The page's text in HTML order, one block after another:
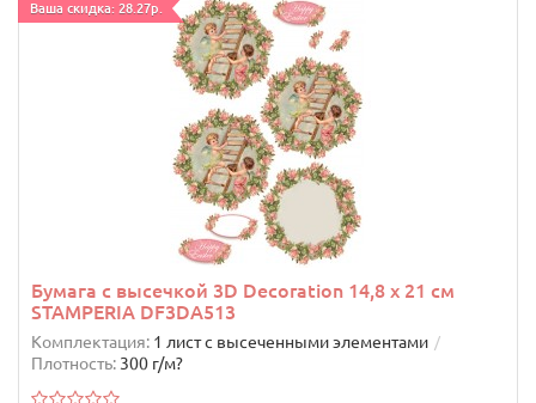
Ваша скидка: 28.27р.
Бумага с высечкой 3D Decoration 14,8 х 21 см
STAMPERIA DF3DA513
Комплектация: 1 лист с высеченными элементами
Плотность: 300 г/м?